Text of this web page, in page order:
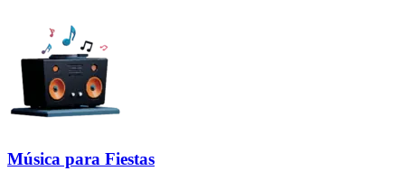
Música para Fiestas